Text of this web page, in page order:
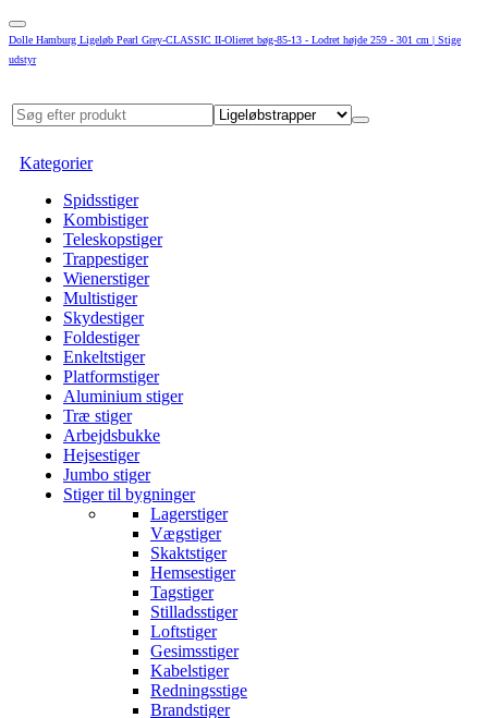
Dolle Hamburg Ligeløb Pearl Grey-CLASSIC II-Olieret bøg-85-13 - Lodret højde 259 - 301 cm | Stige
udstyr
Kategorier
Spidsstiger
Kombistiger
Teleskopstiger
Trappestiger
Wienerstiger
Multistiger
Skydestiger
Foldestiger
Enkeltstiger
Platformstiger
Aluminium stiger
Træ stiger
Arbejdsbukke
Hejsestiger
Jumbo stiger
Stiger til bygninger
Lagerstiger
Vægstiger
Skaktstiger
Hemsestiger
Tagstiger
Stilladsstiger
Loftstiger
Gesimsstiger
Kabelstiger
Redningsstige
Brandstiger